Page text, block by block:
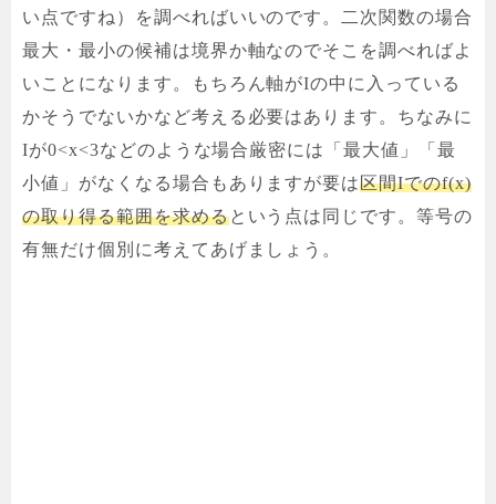
い点ですね）を調べればいいのです。二次関数の場合
最大・最小の候補は境界か軸なのでそこを調べればよ
いことになります。もちろん軸がIの中に入っている
かそうでないかなど考える必要はあります。ちなみに
Iが0<x<3などのような場合厳密には「最大値」「最
小値」がなくなる場合もありますが要は区間Iでのf(x)
の取り得る範囲を求めるという点は同じです。等号の
有無だけ個別に考えてあげましょう。